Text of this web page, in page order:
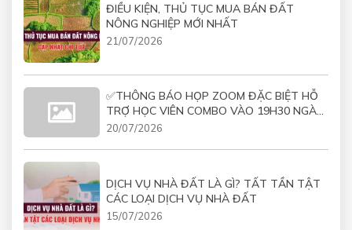
ĐIỀU KIỆN, THỦ TỤC MUA BÁN ĐẤT
NÔNG NGHIỆP MỚI NHẤT
21/07/2026
✅THÔNG BÁO HỌP ZOOM ĐẶC BIỆT HỖ
TRỢ HỌC VIÊN COMBO VÀO 19H30 NGÀY
21/07/2026
20/07/2026
DỊCH VỤ NHÀ ĐẤT LÀ GÌ? TẤT TẦN TẬT
CÁC LOẠI DỊCH VỤ NHÀ ĐẤT
15/07/2026